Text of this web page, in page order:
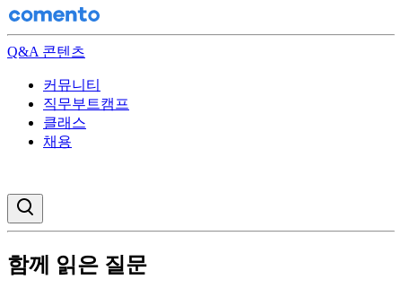
Q&A 콘텐츠
커뮤니티
직무부트캠프
클래스
채용
함께 읽은 질문